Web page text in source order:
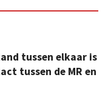
tussen elkaar is
tussen de MR en